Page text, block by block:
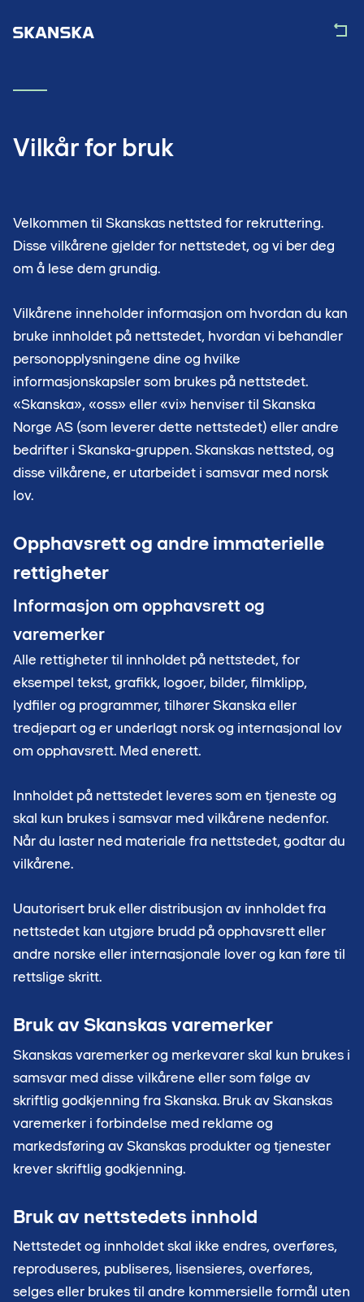
Vilkår for bruk
Velkommen til Skanskas nettsted for rekruttering.
Disse vilkårene gjelder for nettstedet, og vi ber deg
om å lese dem grundig.
Vilkårene inneholder informasjon om hvordan du kan
bruke innholdet på nettstedet, hvordan vi behandler
personopplysningene dine og hvilke
informasjonskapsler som brukes på nettstedet.
«Skanska», «oss» eller «vi» henviser til Skanska
Norge AS (som leverer dette nettstedet) eller andre
bedrifter i Skanska-gruppen. Skanskas nettsted, og
disse vilkårene, er utarbeidet i samsvar med norsk
lov.
Opphavsrett og andre immaterielle
rettigheter
Informasjon om opphavsrett og
varemerker
Alle rettigheter til innholdet på nettstedet, for
eksempel tekst, grafikk, logoer, bilder, filmklipp,
lydfiler og programmer, tilhører Skanska eller
tredjepart og er underlagt norsk og internasjonal lov
om opphavsrett. Med enerett.
Innholdet på nettstedet leveres som en tjeneste og
skal kun brukes i samsvar med vilkårene nedenfor.
Når du laster ned materiale fra nettstedet, godtar du
vilkårene.
Uautorisert bruk eller distribusjon av innholdet fra
nettstedet kan utgjøre brudd på opphavsrett eller
andre norske eller internasjonale lover og kan føre til
rettslige skritt.
Bruk av Skanskas varemerker
Skanskas varemerker og merkevarer skal kun brukes i
samsvar med disse vilkårene eller som følge av
skriftlig godkjenning fra Skanska. Bruk av Skanskas
varemerker i forbindelse med reklame og
markedsføring av Skanskas produkter og tjenester
krever skriftlig godkjenning.
Bruk av nettstedets innhold
Nettstedet og innholdet skal ikke endres, overføres,
reproduseres, publiseres, lisensieres, overføres,
selges eller brukes til andre kommersielle formål uten